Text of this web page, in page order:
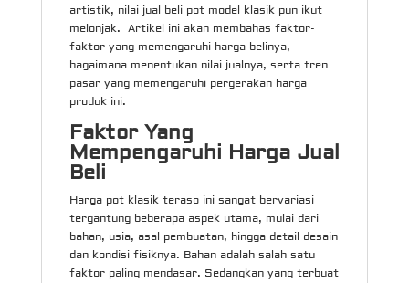
artistik, nilai jual beli pot model klasik pun ikut
melonjak. Artikel ini akan membahas faktor-
faktor yang memengaruhi harga belinya,
bagaimana menentukan nilai jualnya, serta tren
pasar yang memengaruhi pergerakan harga
produk ini.
Faktor Yang
Mempengaruhi Harga Jual
Beli
Harga pot klasik teraso ini sangat bervariasi
tergantung beberapa aspek utama, mulai dari
bahan, usia, asal pembuatan, hingga detail desain
dan kondisi fisiknya. Bahan adalah salah satu
faktor paling mendasar. Sedangkan yang terbuat